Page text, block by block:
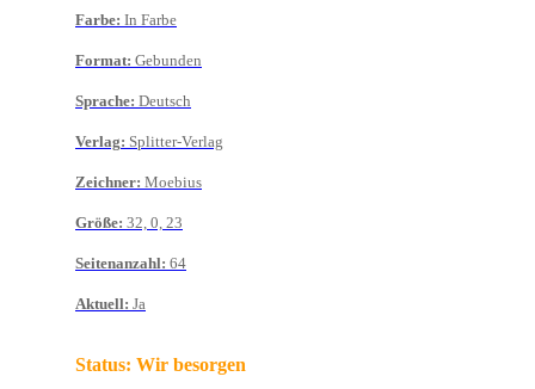
Farbe: In Farbe
Format: Gebunden
Sprache: Deutsch
Verlag: Splitter-Verlag
Zeichner: Moebius
Größe: 32, 0, 23
Seitenanzahl: 64
Aktuell: Ja
Status: Wir besorgen